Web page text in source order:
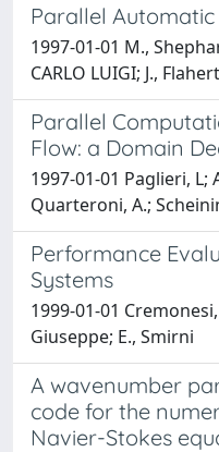
Parallel
1997-01-01 M.,
CARLO LUIGI; J.,
Parallel
Flow: a Domain
1997-01-01 Paglieri, L;
Quarteroni, A.;
Performance
Systems
1999-01-01
Giuseppe; E., Smirni
A wavenumber
code for the
Navier-Stokes